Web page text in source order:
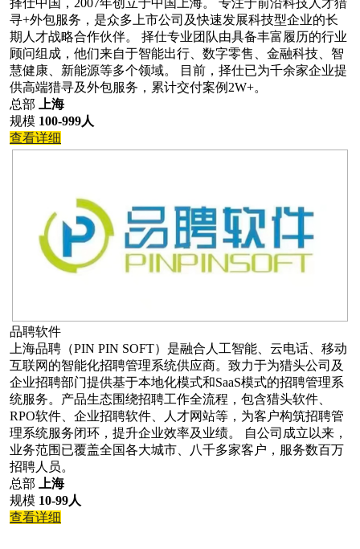
寻+外包服务，是众多上市公司及快速发展科技型企业的长
期人才战略合作伙伴。 择仕专业团队由具备丰富履历的行业
顾问组成，他们来自于智能出行、数字零售、金融科技、智
慧健康、新能源等多个领域。 目前，择仕已为千余家企业提
供高端猎寻及外包服务，累计交付案例2W+。
总部
上海
规模 100-999人
查看详细
品聘软件
上海品聘（PIN PIN SOFT）是融合人工智能、云电话、移动
互联网的智能化招聘管理系统供应商。致力于为猎头公司及
企业招聘部门提供基于本地化模式和SaaS模式的招聘管理系
统服务。产品生态围绕招聘工作全流程，包含猎头软件、
RPO软件、企业招聘软件、人才网站等，为客户构筑招聘管
理系统服务闭环，提升企业效率及业绩。 自公司成立以来，
业务范围已覆盖全国各大城市、八千多家客户，服务数百万
招聘人员。
总部
上海
规模 10-99人
查看详细